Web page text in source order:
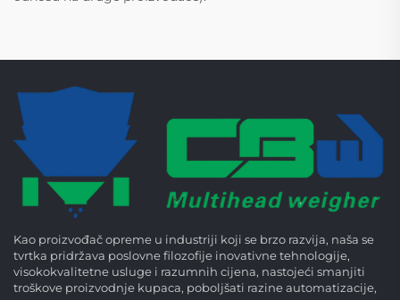
Kao proizvođač opreme u industriji koji se brzo razvija, naša se
tvrtka pridržava poslovne filozofije inovativne tehnologije,
visokokvalitetne usluge i razumnih cijena, nastojeći smanjiti
troškove proizvodnje kupaca, poboljšati razine automatizacije,